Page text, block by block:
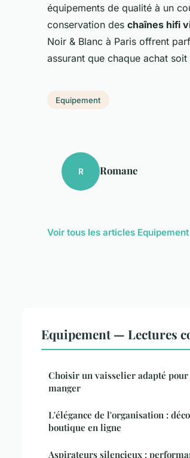
équipements de qualité à un
conservation des chaînes hifi
Noir & Blanc à Paris offrent
assurant que chaque achat
Equipement
R Romane
Voir tous les articles
Equipement — Lectures
Choisir un vaisselier adapté
manger
L'élégance de l'organisation :
boutique en ligne
Aspirateurs silencieux :